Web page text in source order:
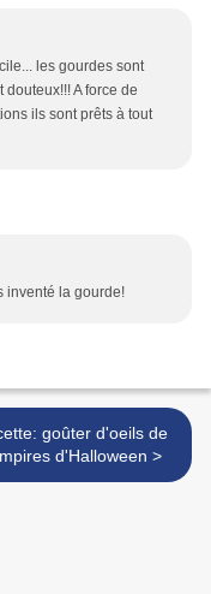
les gourdes sont
A force de
ils sont prêts à tout
inventé la gourde!
goûter d'oeils de
vampires d'Halloween >